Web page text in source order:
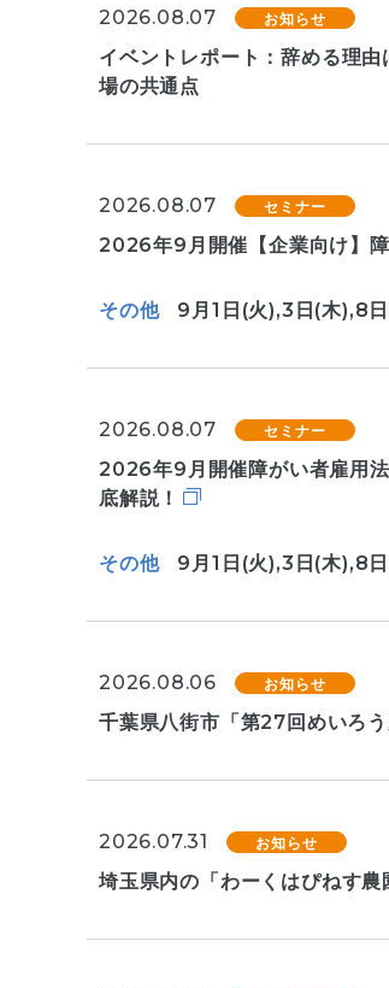
2026.08.07 お知らせ
イベントレポート：辞める理
場の共通点
2026.08.07 セミナー
2026年9月開催【企業向け】
その他 9月1日(火),3日(木),8
2026.08.07 セミナー
2026年9月開催障がい者雇用
底解説！
その他 9月1日(火),3日(木),8
2026.08.06 お知らせ
千葉県八街市「第27回めいろ
2026.07.31 お知らせ
埼玉県内の「わーくはぴねす